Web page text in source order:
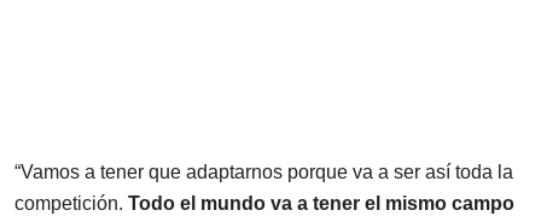
“Vamos a tener que adaptarnos porque va a ser así toda la
competición. Todo el mundo va a tener el mismo campo